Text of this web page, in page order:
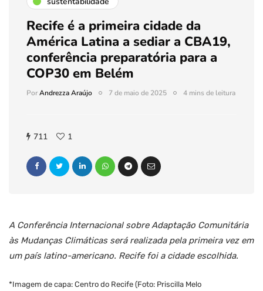
Recife é a primeira cidade da
América Latina a sediar a CBA19,
conferência preparatória para a
COP30 em Belém
PorAndrezza Araújo 7 de maio de 2025 4 mins de leitura
711 1
A Conferência Internacional sobre Adaptação Comunitária
às Mudanças Climáticas será realizada pela primeira vez em
um país latino-americano. Recife foi a cidade escolhida.
*Imagem de capa: Centro do Recife (Foto: Priscilla Melo